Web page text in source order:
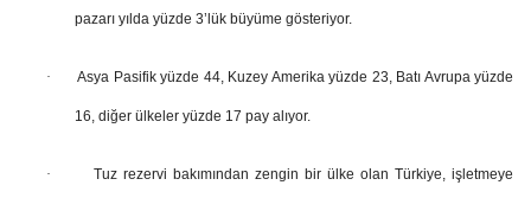
pazarı yılda yüzde 3’lük büyüme gösteriyor.
· Asya Pasifik yüzde 44, Kuzey Amerika yüzde 23, Batı Avrupa yüzde
16, diğer ülkeler yüzde 17 pay alıyor.
· Tuz rezervi bakımından zengin bir ülke olan Türkiye, işletmeye